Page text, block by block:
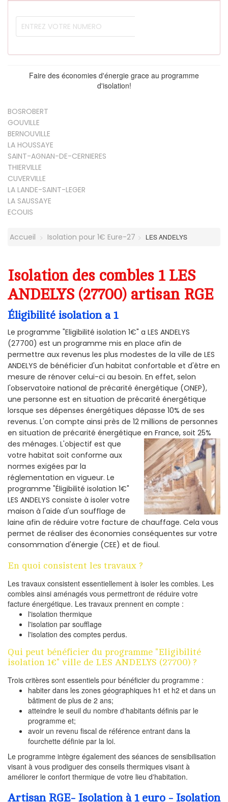
Faire des économies d'énergie grace au programme
d'isolation!
BOSROBERT
GOUVILLE
BERNOUVILLE
LA HOUSSAYE
SAINT-AGNAN-DE-CERNIERES
THIERVILLE
CUVERVILLE
LA LANDE-SAINT-LEGER
LA SAUSSAYE
ECOUIS
Accueil Isolation pour 1€ Eure-27 LES ANDELYS
Isolation des combles 1 LES
ANDELYS (27700) artisan RGE
Éligibilité isolation a 1
Le programme "Eligibilité isolation 1€" a LES ANDELYS
(27700) est un programme mis en place afin de
permettre aux revenus les plus modestes de la ville de LES
ANDELYS de bénéficier d'un habitat confortable et d'être en
mesure de rénover celui-ci au besoin. En effet, selon
l'observatoire national de précarité énergétique (ONEP),
une personne est en situation de précarité énergétique
lorsque ses dépenses énergétiques dépasse 10% de ses
revenus. L'on compte ainsi près de 12 millions de personnes
en situation de précarité énergétique en France, soit 25%
des ménages. L'objectif est que
votre habitat soit conforme aux
normes exigées par la
réglementation en vigueur. Le
programme "Éligibilité isolation 1€"
LES ANDELYS consiste à isoler votre
maison à l'aide d'un soufflage de
laine afin de réduire votre facture de chauffage. Cela vous
permet de réaliser des économies conséquentes sur votre
consommation d'énergie (CEE) et de fioul.
En quoi consistent les travaux ?
Les travaux consistent essentiellement à isoler les combles. Les
combles ainsi aménagés vous permettront de réduire votre
facture énergétique. Les travaux prennent en compte :
l'isolation thermique
l'isolation par soufflage
l'isolation des comptes perdus.
Qui peut bénéficier du programme "Eligibilité
isolation 1€" ville de LES ANDELYS (27700) ?
Trois critères sont essentiels pour bénéficier du programme :
habiter dans les zones géographiques h1 et h2 et dans un
bâtiment de plus de 2 ans;
atteindre le seuil du nombre d'habitants définis par le
programme et;
avoir un revenu fiscal de référence entrant dans la
fourchette définie par la loi.
Le programme intègre également des séances de sensibilisation
visant à vous prodiguer des conseils thermiques visant à
améliorer le confort thermique de votre lieu d'habitation.
Artisan RGE- Isolation à 1 euro - Isolation